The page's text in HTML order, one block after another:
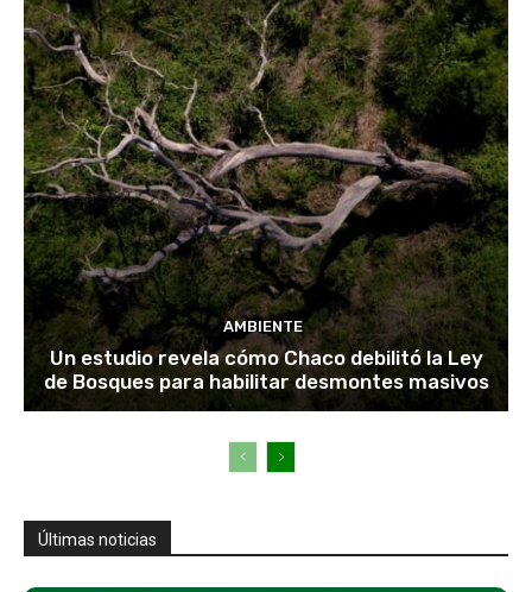
AMBIENTE
Un estudio revela cómo Chaco debilitó la Ley
de Bosques para habilitar desmontes masivos
Últimas noticias